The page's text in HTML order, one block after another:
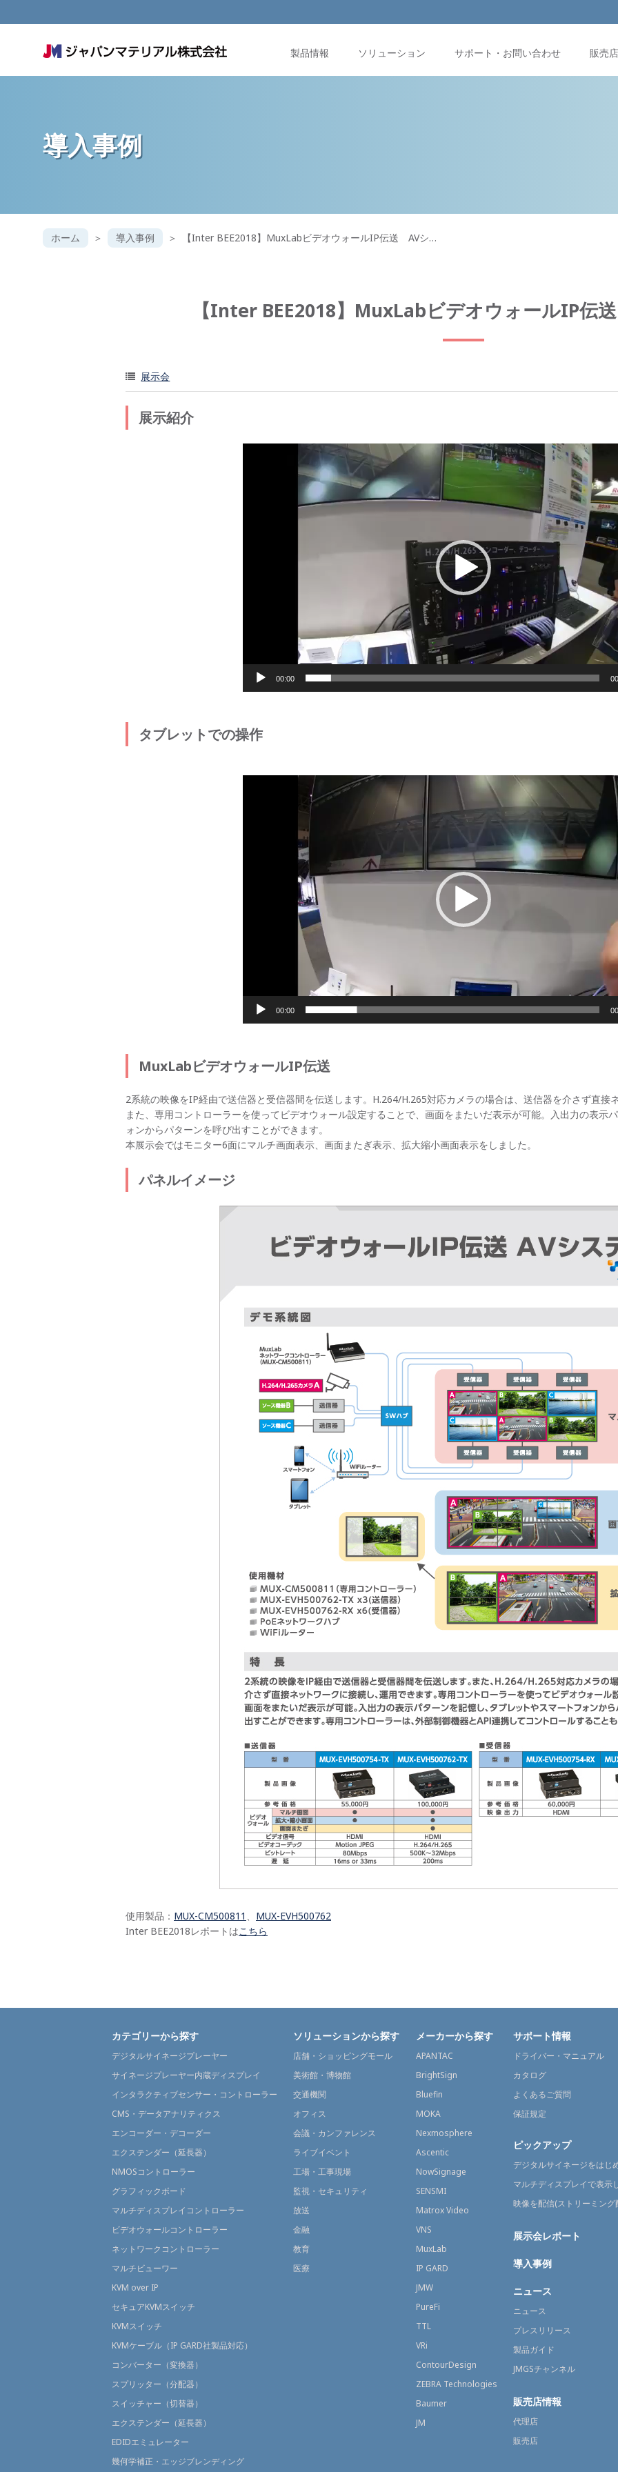
製品情報 ソリューション サポート・お問い合わせ 販売
導入事例
ホーム 導入事例 【Inter BEE2018】MuxLabビデオウォールIP伝送 AVシ…
【Inter BEE2018】MuxLabビデオウォールIP伝
展示会
展示紹介
動
画
ー
ー
00:00
タブレットでの操作
プ
ー
ヤ
ー
00:00
MuxLabビデオウォールIP伝送
2系統の映像をIP経由で送信器と受信器間を伝送します。H.264/H.265対応カメラの場合は、送信器を介さず直接
また、専用コントローラーを使ってビデオウォール設定することで、画面をまたいだ表示が可能。入出力の表示
ォンからパターンを呼び出すことができます。
本展示会ではモニター6面にマルチ画面表示、画面またぎ表示、拡大縮小画面表示をしました。
パネルイメージ
使用製品： MUX-CM500811
MUX-EVH500762
Inter BEE2018レポートはこちら
カテゴリーから探す
デジタルサイネージプレーヤー
サイネージプレーヤー内蔵ディスプレイ
インタラクティブセンサー・コントローラー
CMS・データアナリティクス
エンコーダー・デコーダー
エクステンダー（延長器）
NMOSコントローラー
グラフィックボード
マルチディスプレイコントローラー
ビデオウォールコントローラー
ネットワークコントローラー
マルチビューワー
KVM over IP
セキュアKVMスイッチ
KVMスイッチ
KVMケーブル（IP GARD社製品対応）
コンバーター（変換器）
スプリッター（分配器）
スイッチャー（切替器）
エクステンダー（延長器）
EDIDエミュレーター
幾何学補正・エッジブレンディング
ソリューションから探す
店舗・ショッピングモール
美術館・博物館
交通機関
オフィス
会議・カンファレンス
ライブイベント
工場・工事現場
監視・セキュリティ
放送
金融
教育
医療
メーカーから探す
APANTAC
BrightSign
Bluefin
MOKA
Nexmosphere
Ascentic
NowSignage
SENSMI
Matrox Video
VNS
MuxLab
IP GARD
JMW
PureFi
TTL
VRi
ContourDesign
ZEBRA Technologies
Baumer
JM
サポート情報
ドライバー・マニュアル
カタログ
よくあるご質問
保証規定
ピックアップ
デジタルサイネージをはじ
マルチディスプレイで表示
映像を配信(ストリーミング
展示会レポート
導入事例
ニュース
ニュース
プレスリリース
製品ガイド
JMGSチャンネル
販売店情報
代理店
販売店